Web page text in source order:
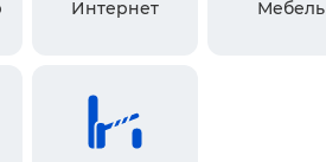
Интернет Мебель